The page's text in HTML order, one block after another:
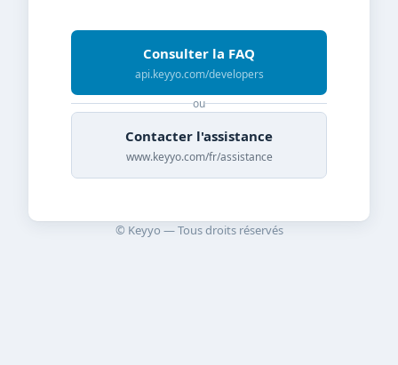
Consulter la FAQ
api.keyyo.com/developers
ou
Contacter l'assistance
www.keyyo.com/fr/assistance
© Keyyo — Tous droits réservés